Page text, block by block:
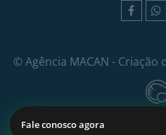
Fale conosco agora
©Agência MACAN - Criação